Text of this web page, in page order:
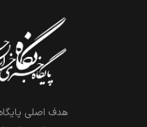
هدف اصلی